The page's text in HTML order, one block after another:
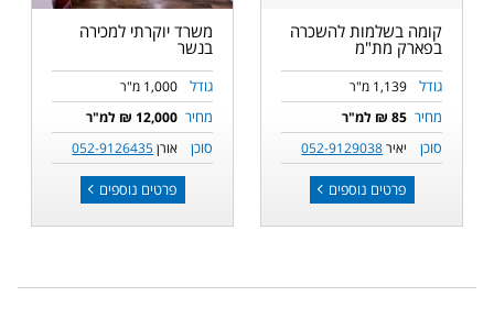
קומה בשלמות להשכרה
בפארק מת"מ
גודל 1,139 מ"ר
מחיר 85 ₪ למ"ר
סוכן יאיר052-9129038
פרטים נוספים
משרד יוקרתי למכירה
בנשר
גודל 1,000 מ"ר
מחיר 12,000 ₪ למ"ר
סוכן אורן052-9126435
פרטים נוספים